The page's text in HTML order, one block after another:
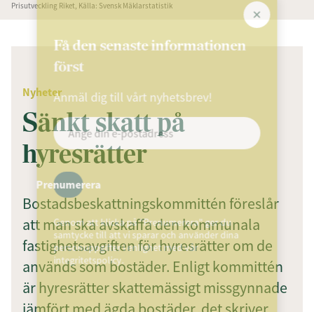
Prisutveckling Riket, Källa: Svensk Mäklarstatistik
ANNONS
Nyheter
Sänkt skatt på
hyresrätter
Bostadsbeskattningskommittén föreslår
att man ska avskaffa den kommunala
fastighetsavgiften för hyresrätter om de
används som bostäder. Enligt kommittén
är hyresrätter skattemässigt missgynnade
Få den senaste informationen
först
Anmäl dig till vårt nyhetsbrev!
Prenumerera
Genom att klicka på "Prenumerera" ger du
samtycke till att vi sparar och använder dina
personuppgifter i enlighet med vår
integritetspolicy.